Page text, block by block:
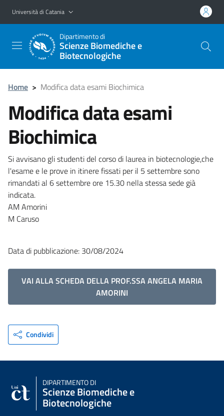
Vai al contenuto principale
Vai al menu di navigazione
Università di Catania
Dipartimento di
Scienze Biomediche e
Biotecnologiche
Home > Modifica data esami Biochimica
Modifica data esami
Biochimica
Si avvisano gli studenti del corso di laurea in biotecnologie,che
l'esame e le prove in itinere fissati per il 5 settembre sono
rimandati al 6 settembre ore 15.30 nella stessa sede già
indicata.
AM Amorini
M Caruso
Data di pubblicazione: 30/08/2024
VAI ALLA SCHEDA DELLA PROF.SSA ANGELA MARIA
AMORINI
Condividi
DIPARTIMENTO DI
Scienze Biomediche e
Biotecnologiche